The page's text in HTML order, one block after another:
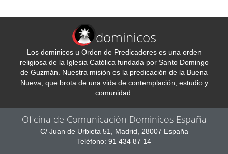
dominicos
Los dominicos u Orden de Predicadores es una orden
religiosa de la Iglesia Católica fundada por Santo Domingo
de Guzmán. Nuestra misión es la predicación de la Buena
Nueva, que brota de una vida de contemplación, estudio y
comunidad.
Oficina de Comunicación Dominicos España
C/ Juan de Urbieta 51, Madrid, 28007 España
Teléfono: 91 434 87 14